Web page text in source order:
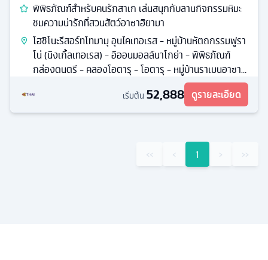
พิพิธภัณฑ์สำหรับคนรักสาเก เล่นสนุกกับลานกิจกรรมหิมะ
ชมความน่ารักที่สวนสัตว์อาซาฮิยามา
โฮชิโนะรีสอร์ทโทมามุ อุนไคเทอเรส - หมู่บ้านหัตถกรรมฟูรา
โน่ (นิงเกิ้ลเทอเรส) - อิออนมอลล์นาโกย่า - พิพิธภัณฑ์
กล่องดนตรี - คลองโอตารุ - โอตารุ - หมู่บ้านราเมนอาซาฮิ
เริ่มต้น 52,888 ดูรายละเอียด
‹‹ ‹ 1 › ››